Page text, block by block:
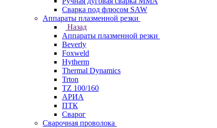
Сварка под флюсом SAW
Аппараты плазменной резки
Назад
Аппараты плазменной резки
Beverly
Foxweld
Hytherm
Thermal Dynamics
Trton
TZ 100/160
АРИА
ПТК
Сварог
Сварочная проволока